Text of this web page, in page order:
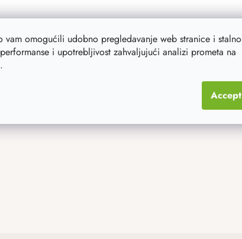
vam omogućili udobno pregledavanje web stranice i stalno
i upotrebljivost zahvaljujući analizi prometa na
.
Accept
g
c
o
n